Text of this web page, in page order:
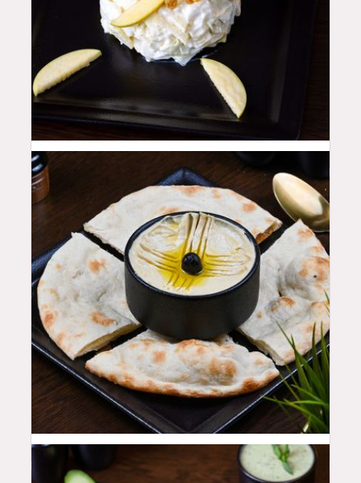
QAR 16
QAR